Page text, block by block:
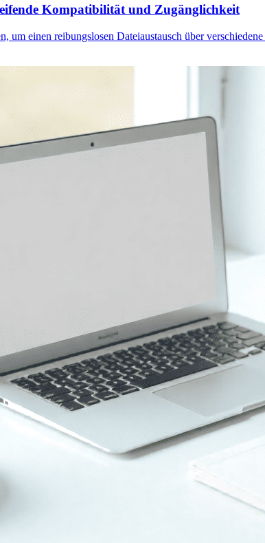
Kompatibilität und Zugänglichkeit
um einen reibungslosen Dateiaustausch über